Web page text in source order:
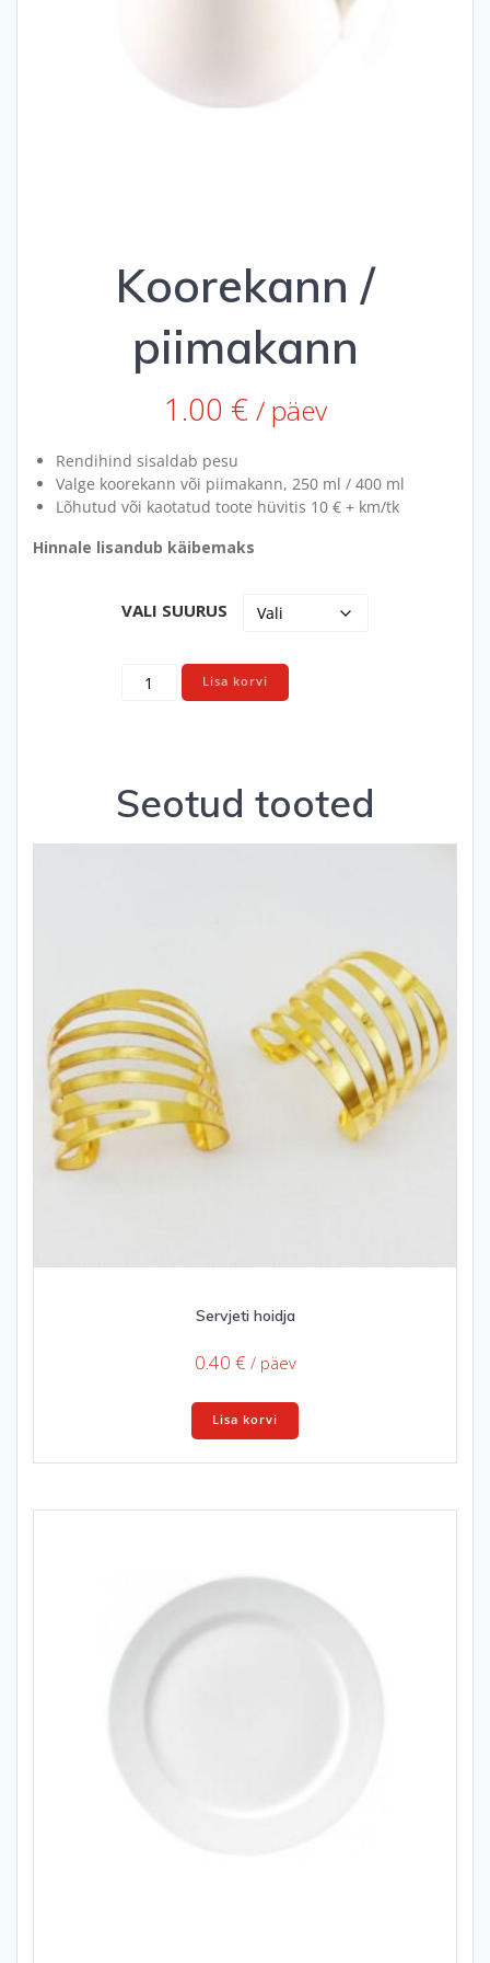
Koorekann /
piimakann
1.00 € / päev
Rendihind sisaldab pesu
Valge koorekann või piimakann, 250 ml / 400 ml
Lõhutud või kaotatud toote hüvitis 10 € + km/tk
Hinnale lisandub käibemaks
VALI SUURUS
KoorekannLisa korvi
Seotud tooted
Servjeti hoidja
0.40 € / päev
Lisa korvi